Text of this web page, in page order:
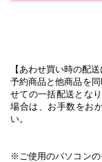
【あわせ買い時の配送
予約商品と他商品を
せての一括配送とな
場合は、お手数をお
い。
※ご使用のパソコン